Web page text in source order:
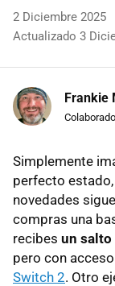
2 Diciembre 2025
Actualizado 3
Frankie
Simplemente
perfecto
novedades
compras una
recibes un salto
pero con
Switch 2. Otro